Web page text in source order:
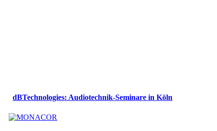
dBTechnologies: Audiotechnik-Seminare in Köln